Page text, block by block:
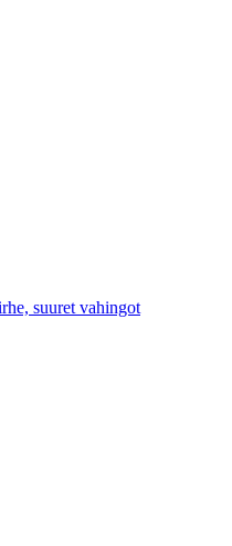
suuret vahingot